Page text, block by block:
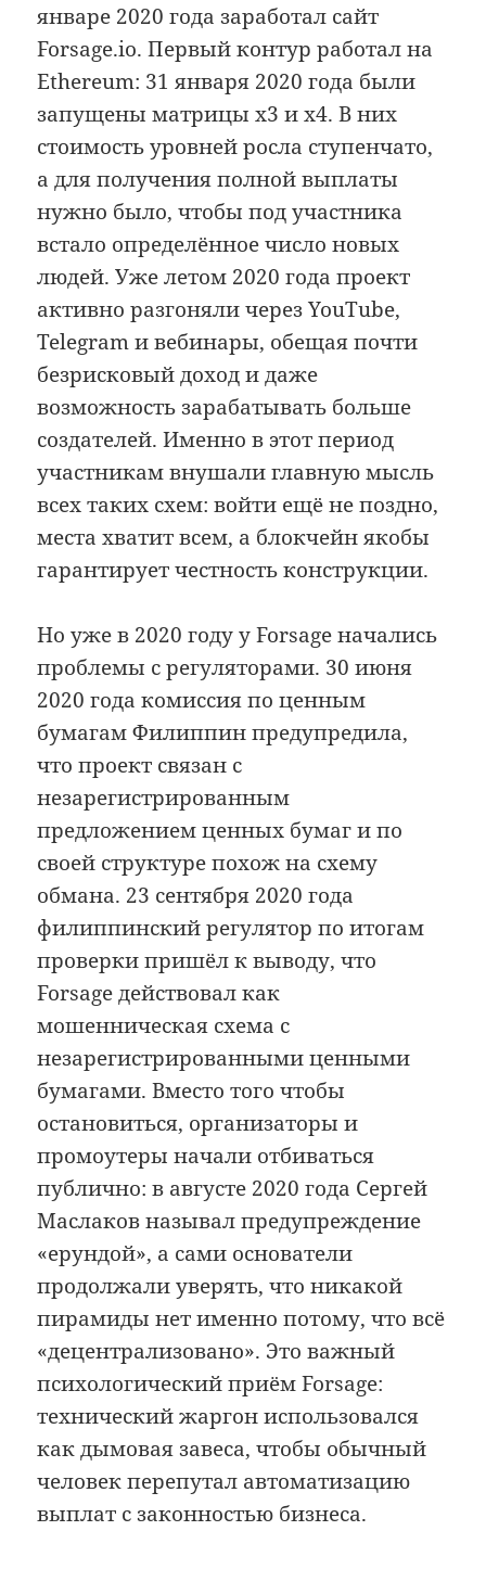
январе 2020 года заработал сайт
Forsage.io. Первый контур работал на
Ethereum: 31 января 2020 года были
запущены матрицы x3 и x4. В них
стоимость уровней росла ступенчато,
а для получения полной выплаты
нужно было, чтобы под участника
встало определённое число новых
людей. Уже летом 2020 года проект
активно разгоняли через YouTube,
Telegram и вебинары, обещая почти
безрисковый доход и даже
возможность зарабатывать больше
создателей. Именно в этот период
участникам внушали главную мысль
всех таких схем: войти ещё не поздно,
места хватит всем, а блокчейн якобы
гарантирует честность конструкции.
Но уже в 2020 году у Forsage начались
проблемы с регуляторами. 30 июня
2020 года комиссия по ценным
бумагам Филиппин предупредила,
что проект связан с
незарегистрированным
предложением ценных бумаг и по
своей структуре похож на схему
обмана. 23 сентября 2020 года
филиппинский регулятор по итогам
проверки пришёл к выводу, что
Forsage действовал как
мошенническая схема с
незарегистрированными ценными
бумагами. Вместо того чтобы
остановиться, организаторы и
промоутеры начали отбиваться
публично: в августе 2020 года Сергей
Маслаков называл предупреждение
«ерундой», а сами основатели
продолжали уверять, что никакой
пирамиды нет именно потому, что всё
«децентрализовано». Это важный
психологический приём Forsage:
технический жаргон использовался
как дымовая завеса, чтобы обычный
человек перепутал автоматизацию
выплат с законностью бизнеса.